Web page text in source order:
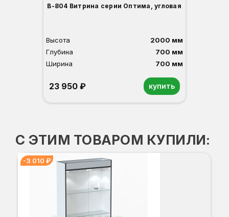
В-804 Витрина серии Оптима, угловая
Высота
2000 мм
Глубина
700 мм
Ширина
700 мм
23 950 ₽ купить
С ЭТИМ ТОВАРОМ КУПИЛИ:
-3 010 ₽